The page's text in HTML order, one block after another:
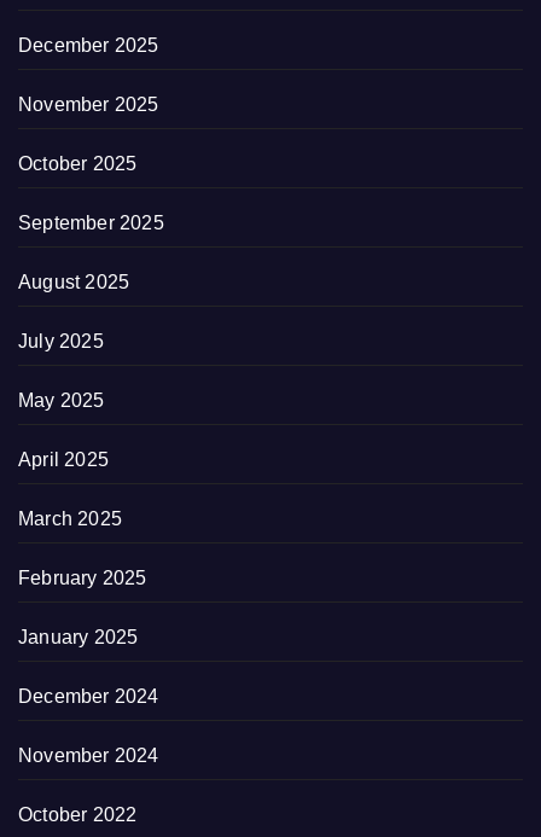
December 2025
November 2025
October 2025
September 2025
August 2025
July 2025
May 2025
April 2025
March 2025
February 2025
January 2025
December 2024
November 2024
October 2022